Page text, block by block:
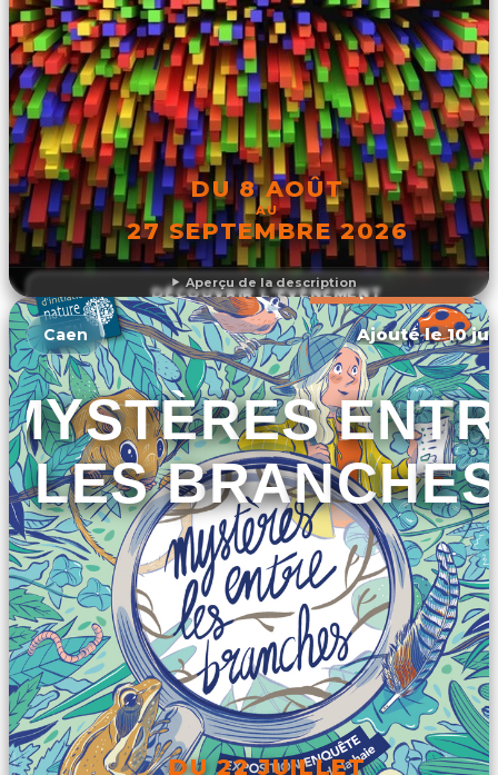
Aperçu de la description
DU 8 AOÛT
AU
27 SEPTEMBRE 2026
DÉCOUVRIR L'ÉVÉNEMENT
Caen Ajouté le 10
LES BRANCHES
DU 22 JUILLET